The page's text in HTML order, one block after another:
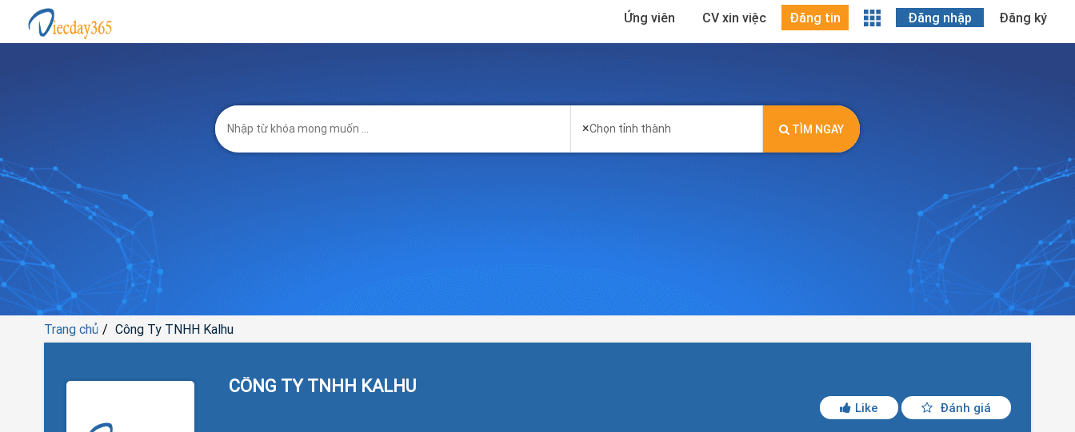
Ứng viên CV xin việc Đăng tin Đăng nhập Đăng ký
×Chọn tỉnh thành TÌM NGAY
Trang chủ Công Ty TNHH Kalhu
CÔNG TY TNHH KALHU
Like Đánh giá